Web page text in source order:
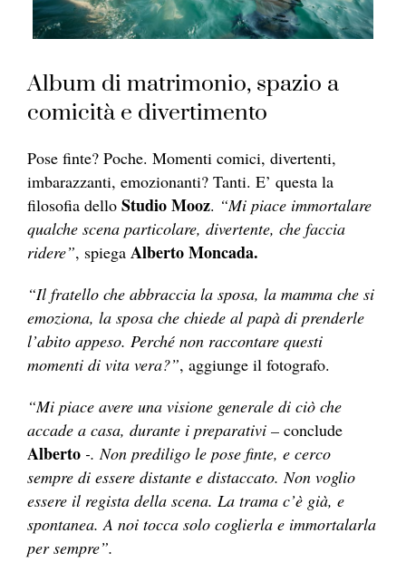
Album di matrimonio, spazio a
comicità e divertimento
Pose finte? Poche. Momenti comici, divertenti,
imbarazzanti, emozionanti? Tanti. E’ questa la
filosofia dello Studio Mooz. “Mi piace immortalare
qualche scena particolare, divertente, che faccia
ridere”, spiega Alberto Moncada.
“Il fratello che abbraccia la sposa, la mamma che si
emoziona, la sposa che chiede al papà di prenderle
l’abito appeso. Perché non raccontare questi
momenti di vita vera?”, aggiunge il fotografo.
“Mi piace avere una visione generale di ciò che
accade a casa, durante i preparativi – conclude
Alberto -. Non prediligo le pose finte, e cerco
sempre di essere distante e distaccato. Non voglio
essere il regista della scena. La trama c’è già, e
spontanea. A noi tocca solo coglierla e immortalarla
per sempre”.